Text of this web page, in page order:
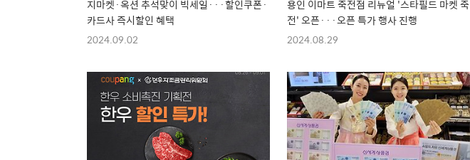
지마켓·옥션 추석맞이 빅세일···할인쿠폰·
카드사 즉시할인 혜택
2024.09.02
용인 이마트 죽전점 리뉴얼 '스타필드 마켓 죽
전' 오픈···오픈 특가 행사 진행
2024.08.29